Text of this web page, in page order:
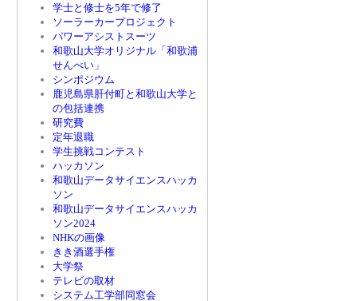
学士と修士を5年で修了
ソーラーカープロジェクト
パワーアシストスーツ
和歌山大学オリジナル「和歌浦
せんべい」
シンポジウム
鹿児島県肝付町と和歌山大学と
の包括連携
研究費
定年退職
学生挑戦コンテスト
ハッカソン
和歌山データサイエンスハッカ
ソン
和歌山データサイエンスハッカ
ソン2024
NHKの画像
きき酒選手権
大学祭
テレビの取材
システム工学部同窓会